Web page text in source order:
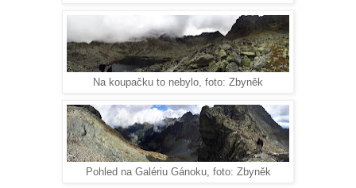
Na koupačku to nebylo, foto: Zbyněk
Pohled na Galériu Gánoku, foto: Zbyněk